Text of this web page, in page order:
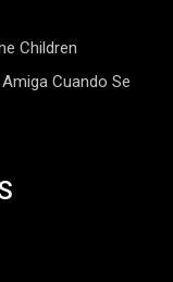
Children
Cuando Se